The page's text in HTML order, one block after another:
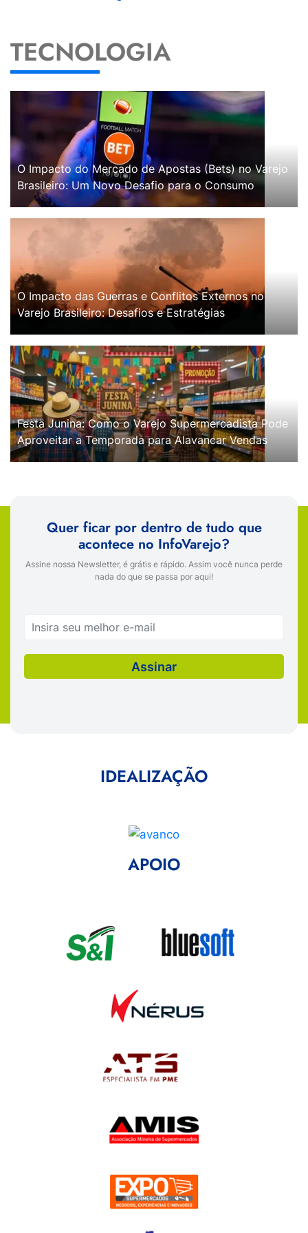
TECNOLOGIA
O Impacto do Mercado de Apostas (Bets) no Varejo
Brasileiro: Um Novo Desafio para o Consumo
O Impacto das Guerras e Conflitos Externos no
Varejo Brasileiro: Desafios e Estratégias
Festa Junina: Como o Varejo Supermercadista Pode
Aproveitar a Temporada para Alavancar Vendas
Quer ficar por dentro de tudo que
acontece no InfoVarejo?
Assine nossa Newsletter, é grátis e rápido. Assim você nunca perde
nada do que se passa por aqui!
IDEALIZAÇÃO
APOIO